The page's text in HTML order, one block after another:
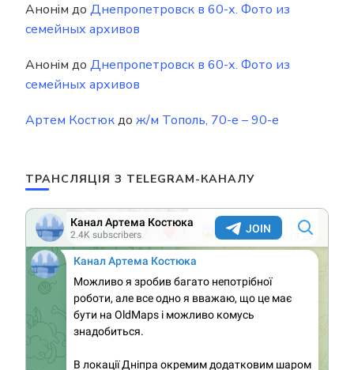
Анонім до Днепропетровск в 60-х. Фото из
семейных архивов
Анонім до Днепропетровск в 60-х. Фото из
семейных архивов
Артем Костюкдо ж/м Тополь, 70-е – 90-е
ТРАНСЛЯЦІЯ З TELEGRAM-КАНАЛУ